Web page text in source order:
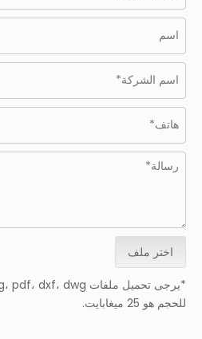
اختر ملف
للحجم هو 25 ميغابايت.